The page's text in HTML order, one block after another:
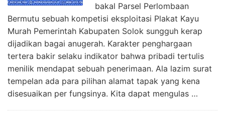
bakal Parsel Perlombaan
Bermutu sebuah kompetisi eksploitasi Plakat Kayu
Murah Pemerintah Kabupaten Solok sungguh kerap
dijadikan bagai anugerah. Karakter penghargaan
tertera bakir selaku indikator bahwa pribadi tertulis
menilik mendapat sebuah penerimaan. Ala lazim surat
tempelan ada para pilihan alamat tapak yang kena
disesuaikan per fungsinya. Kita dapat mengulas …